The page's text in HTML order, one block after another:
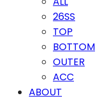
26SS
TOP
BOTTOM
OUTER
ACC
ABOUT